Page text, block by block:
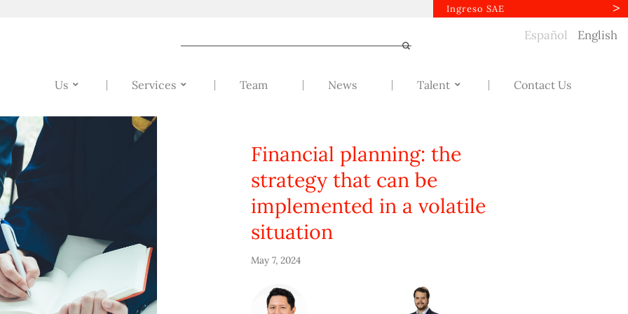
Ingreso SAE
Español English
Us Services Team News Talent Contact Us
Financial planning: the
strategy that can be
implemented in a volatile
situation
May 7, 2024